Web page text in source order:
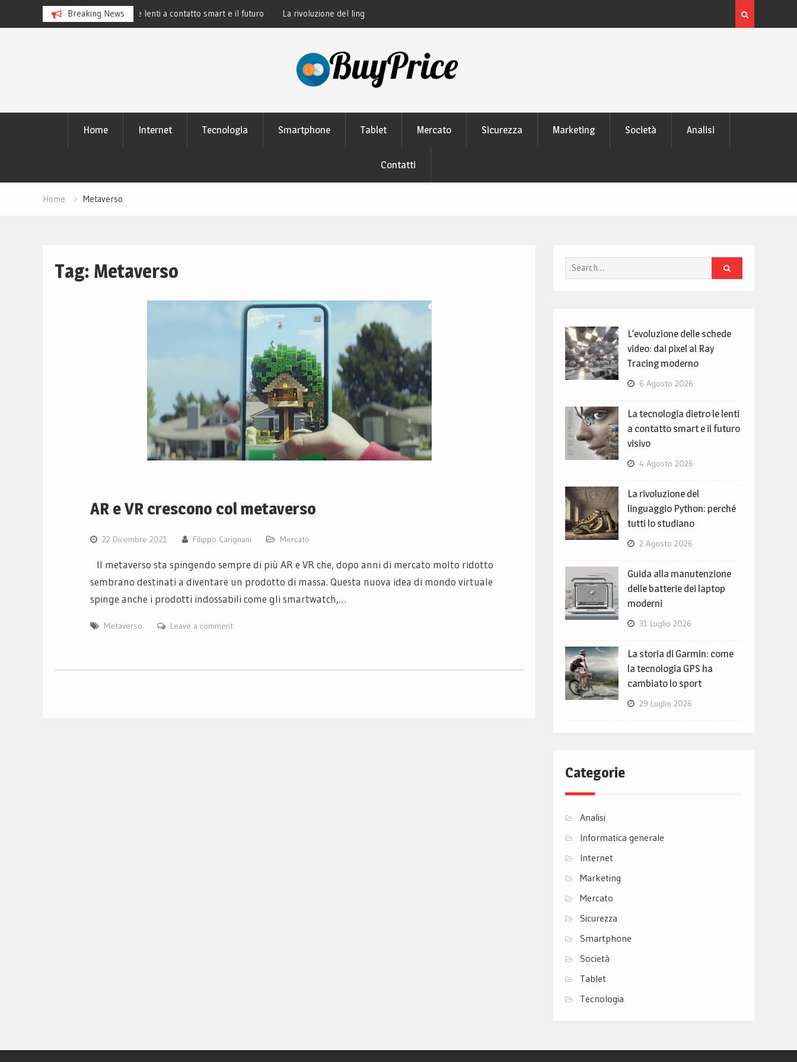
Breaking News
lenti a contatto smart e il futuro
La rivoluzione del linguaggio Python: perché tutti lo
studiano
moderni
L’evoluzione delle schede video: dai pixel al Ray
moderno
Home Internet Tecnologia Smartphone Tablet Mercato Sicurezza Marketing Società Analisi
Contatti
Home Metaverso
Tag: Metaverso
AR e VR crescono col metaverso
22 Dicembre 2021 Filippo Carignani Mercato
Il metaverso sta spingendo sempre di più AR e VR che, dopo anni di mercato molto ridotto
sembrano destinati a diventare un prodotto di massa. Questa nuova idea di mondo virtuale
spinge anche i prodotti indossabili come gli smartwatch,…
Metaverso Leave a comment
Search
for:
L’evoluzione delle schede
video: dai pixel al Ray
Tracing moderno
6 Agosto 2026
La tecnologia dietro le lenti
a contatto smart e il futuro
visivo
4 Agosto 2026
La rivoluzione del
linguaggio Python: perché
tutti lo studiano
2 Agosto 2026
Guida alla manutenzione
delle batterie dei laptop
moderni
31 Luglio 2026
La storia di Garmin: come
la tecnologia GPS ha
cambiato lo sport
29 Luglio 2026
Categorie
Analisi
Informatica generale
Internet
Marketing
Mercato
Sicurezza
Smartphone
Società
Tablet
Tecnologia